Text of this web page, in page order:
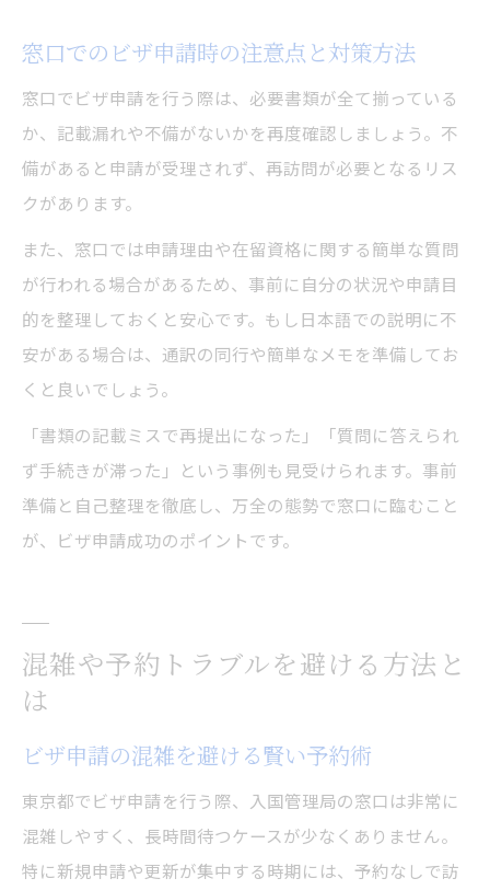
窓口でのビザ申請時の注意点と対策方法
窓口でビザ申請を行う際は、必要書類が全て揃っている
か、記載漏れや不備がないかを再度確認しましょう。不
備があると申請が受理されず、再訪問が必要となるリス
クがあります。
また、窓口では申請理由や在留資格に関する簡単な質問
が行われる場合があるため、事前に自分の状況や申請目
的を整理しておくと安心です。もし日本語での説明に不
安がある場合は、通訳の同行や簡単なメモを準備してお
くと良いでしょう。
「書類の記載ミスで再提出になった」「質問に答えられ
ず手続きが滞った」という事例も見受けられます。事前
準備と自己整理を徹底し、万全の態勢で窓口に臨むこと
が、ビザ申請成功のポイントです。
混雑や予約トラブルを避ける方法と
は
ビザ申請の混雑を避ける賢い予約術
東京都でビザ申請を行う際、入国管理局の窓口は非常に
混雑しやすく、長時間待つケースが少なくありません。
特に新規申請や更新が集中する時期には、予約なしで訪